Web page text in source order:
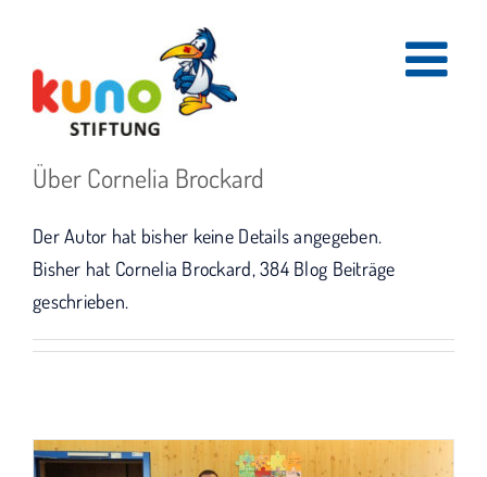
content
ÜberCornelia Brockard
Der Autor hat bisher keine Details angegeben.
Bisher hat Cornelia Brockard, 384 Blog Beiträge
geschrieben.